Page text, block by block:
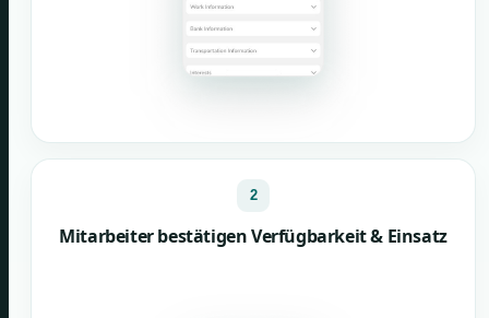
2
Mitarbeiter bestätigen Verfügbarkeit & Einsatz